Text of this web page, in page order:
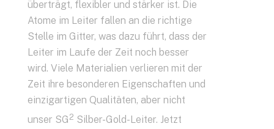
überträgt, flexibler und stärker ist. Die
Atome im Leiter fallen an die richtige
Stelle im Gitter, was dazu führt, dass der
Leiter im Laufe der Zeit noch besser
wird. Viele Materialien verlieren mit der
Zeit ihre besonderen Eigenschaften und
einzigartigen Qualitäten, aber nicht
unser SG2 Silber-Gold-Leiter. Jetzt